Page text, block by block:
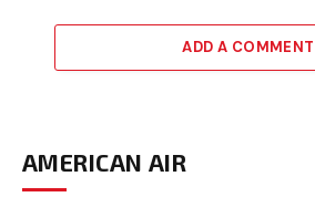
ADD A COMMENT
AMERICAN AIR